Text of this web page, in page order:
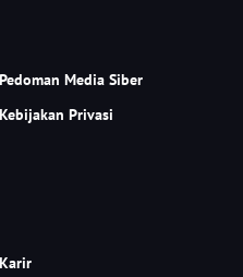
Pedoman Media Siber
Kebijakan Privasi
Karir